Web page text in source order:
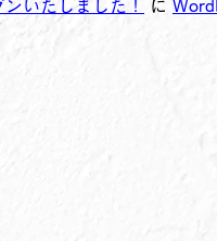
いたしました！ に